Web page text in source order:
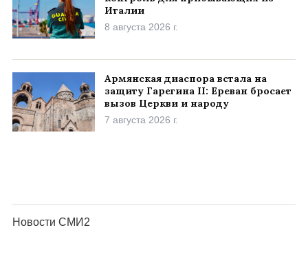
Италии
8 августа 2026 г.
Армянская диаспора встала на
защиту Гарегина II: Ереван бросает
вызов Церкви и народу
7 августа 2026 г.